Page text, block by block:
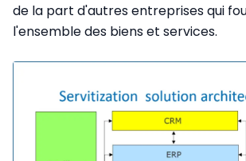
de la part d'autres entreprises qui
l'ensemble des biens et services.